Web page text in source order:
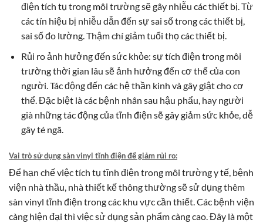
điện tích tụ trong môi trường sẽ gây nhiễu các thiết bị. Từ
các tín hiệu bị nhiễu dẫn đến sự sai số trong các thiết bị,
sai số đo lường. Thậm chí giảm tuổi thọ các thiết bị.
Rủi ro ảnh hưởng đến sức khỏe: sự tích điện trong môi
trường thời gian lâu sẽ ảnh hưởng đến cơ thể của con
người. Tác động đến các hệ thần kinh và gây giật cho cơ
thể. Đặc biệt là các bệnh nhân sau hậu phẩu, hay người
già những tác động của tĩnh điện sẽ gây giảm sức khỏe, dễ
gây té ngã.
Vai trò sử dụng sàn vinyl tĩnh điện để giảm rủi ro:
Để hạn chế việc tích tụ tĩnh điện trong môi trường y tế, bệnh
viện nhà thầu, nhà thiết kế thông thường sẽ sử dụng thêm
sàn vinyl tĩnh điện trong các khu vực cần thiết. Các bệnh viện
càng hiện đại thì việc sử dụng sản phẩm càng cao. Đây là một